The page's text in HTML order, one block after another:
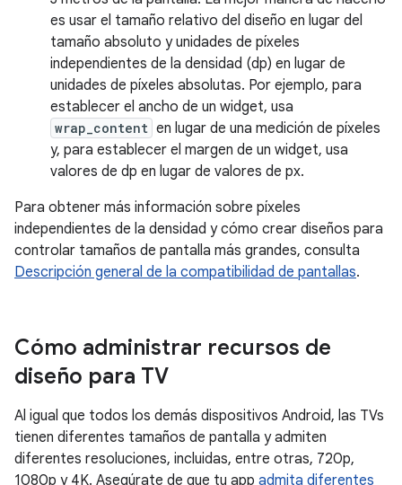
es usar el tamaño relativo del diseño en lugar del
tamaño absoluto y unidades de píxeles
independientes de la densidad (dp) en lugar de
unidades de píxeles absolutas. Por ejemplo, para
establecer el ancho de un widget, usa
wrap_content en lugar de una medición de píxeles
y, para establecer el margen de un widget, usa
valores de dp en lugar de valores de px.
Para obtener más información sobre píxeles
independientes de la densidad y cómo crear diseños para
controlar tamaños de pantalla más grandes, consulta
Descripción general de la compatibilidad de pantallas.
Cómo administrar recursos de
diseño para TV
Al igual que todos los demás dispositivos Android, las TVs
tienen diferentes tamaños de pantalla y admiten
diferentes resoluciones, incluidas, entre otras, 720p,
1080p y 4K. Asegúrate de que tu app admita diferentes